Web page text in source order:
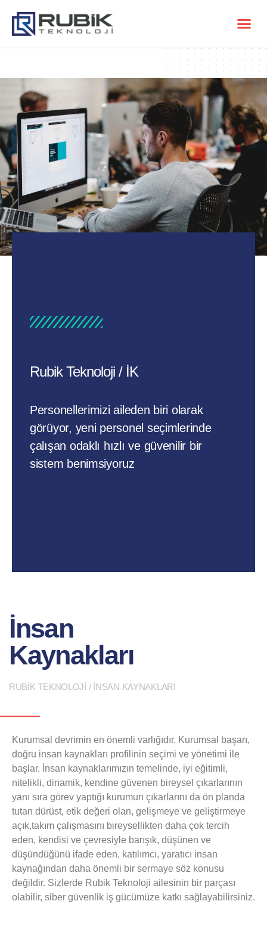
Rubik Teknoloji / İK
Personellerimizi aileden biri olarak
görüyor, yeni personel seçimlerinde
çalışan odaklı hızlı ve güvenilir bir
sistem benimsiyoruz
İnsan
Kaynakları
RUBİK TEKNOLOJİ / İNSAN KAYNAKLARI
Kurumsal devrimin en önemli varlığıdır. Kurumsal başarı,
doğru insan kaynakları profilinin seçimi ve yönetimi ile
başlar. İnsan kaynaklarımızın temelinde, iyi eğitimli,
nitelikli, dinamik, kendine güvenen bireysel çıkarlarının
yanı sıra görev yaptığı kurumun çıkarlarını da ön planda
tutan dürüst, etik değeri olan, gelişmeye ve geliştirmeye
açık,takım çalışmasını bireysellikten daha çok tercih
eden, kendisi ve çevresiyle barışık, düşünen ve
düşündüğünü ifade eden, katılımcı, yaratıcı insan
kaynağından daha önemli bir sermaye söz konusu
değildir. Sizlerde Rubik Teknoloji ailesinin bir parçası
olabilir, siber güvenlik iş gücümüze katkı sağlayabilirsiniz.